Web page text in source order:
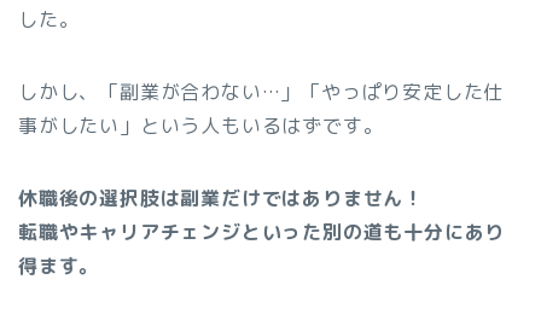
した。
しかし、「副業が合わない…」「やっぱり安定した仕
事がしたい」という人もいるはずです。
休職後の選択肢は副業だけではありません！
転職やキャリアチェンジといった別の道も十分にあり
得ます。